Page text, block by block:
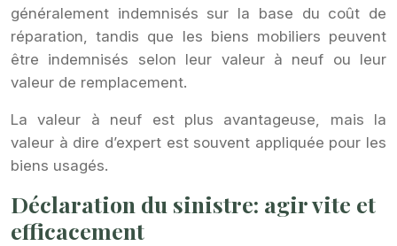
généralement indemnisés sur la base du coût de
réparation, tandis que les biens mobiliers peuvent
être indemnisés selon leur valeur à neuf ou leur
valeur de remplacement.
La valeur à neuf est plus avantageuse, mais la
valeur à dire d’expert est souvent appliquée pour les
biens usagés.
Déclaration du sinistre: agir vite et
efficacement